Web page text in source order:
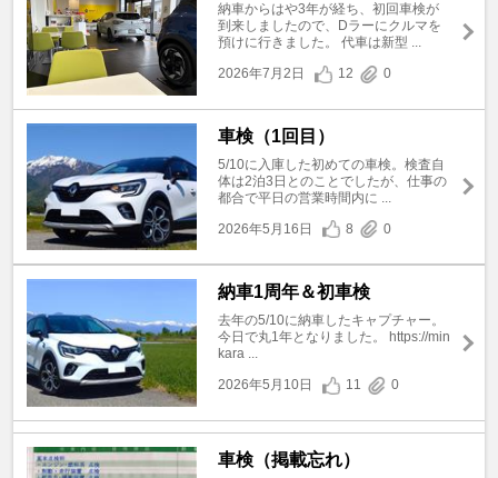
納車からはや3年が経ち、初回車検が
到来しましたので、Dラーにクルマを
預けに行きました。 代車は新型 ...
2026年7月2日
12 0
車検（1回目）
5/10に入庫した初めての車検。検査自
体は2泊3日とのことでしたが、仕事の
都合で平日の営業時間内に ...
2026年5月16日
8 0
納車1周年＆初車検
去年の5/10に納車したキャプチャー。
今日で丸1年となりました。 https://min
kara ...
2026年5月10日
11 0
車検（掲載忘れ）